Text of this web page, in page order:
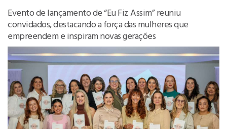
Evento de lançamento de “Eu Fiz Assim” reuniu
convidados, destacando a força das mulheres que
empreendem e inspiram novas gerações